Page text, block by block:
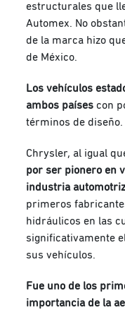
estructurales que
Automex. No
de la marca hizo
de México.
Los vehículos
ambos países con
términos de diseño.
Chrysler, al igual
por ser pionero en
industria
primeros
hidráulicos en las
significativamente
sus vehículos.
Fue uno de los
importancia de la